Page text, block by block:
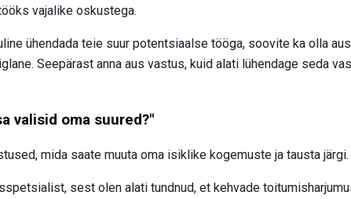
vajalike oskustega.
ühendada teie suur potentsiaalse tööga, soovite ka olla
Seepärast anna aus vastus, kuid alati lühendage seda
valisid oma suured?"
mida saate muuta oma isiklike kogemuste ja tausta järgi.
sest olen alati tundnud, et kehvade